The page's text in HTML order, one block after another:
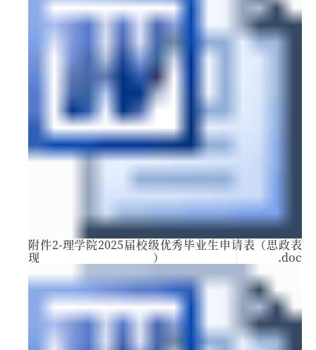
附件2-理学院2025届校级优秀毕业生申请表（思政表
现）.doc